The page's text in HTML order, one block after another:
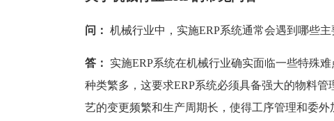
问： 机械行业中，实施ERP系统通常会遇到哪些主
答： 实施ERP系统在机械行业确实面临一些特殊
种类繁多，这要求ERP系统必须具备强大的物料
艺的变更频繁和生产周期长，使得工序管理和委